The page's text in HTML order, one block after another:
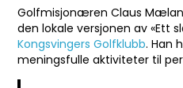
Golfmisjonæren Claus
den lokale versjonen av «Ett
Kongsvingers Golfklubb. Han
meningsfulle aktiviteter til